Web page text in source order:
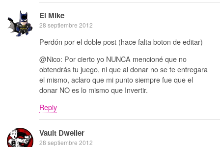
El Mike
28 septiembre 2012
Perdón por el doble post (hace falta boton de editar)
@Nico: Por cierto yo NUNCA mencioné que no
obtendrás tu juego, ni que al donar no se te entregara
el mismo, aclaro que mi punto siempre fue que el
donar NO es lo mismo que Invertir.
Reply
Vault Dweller
28 septiembre 2012